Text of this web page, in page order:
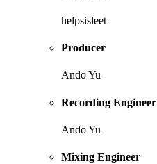
helpsisleet
Producer
Ando Yu
Recording Engineer
Ando Yu
Mixing Engineer